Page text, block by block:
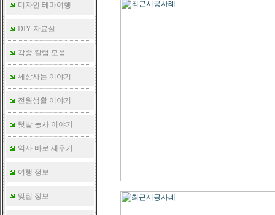
디자인 테마여행
DIY 자료실
각종 칼럼 모음
세상사는 이야기
전원생활 이야기
텃밭 농사 이야기
역사 바로 세우기
여행 정보
맞집 정보